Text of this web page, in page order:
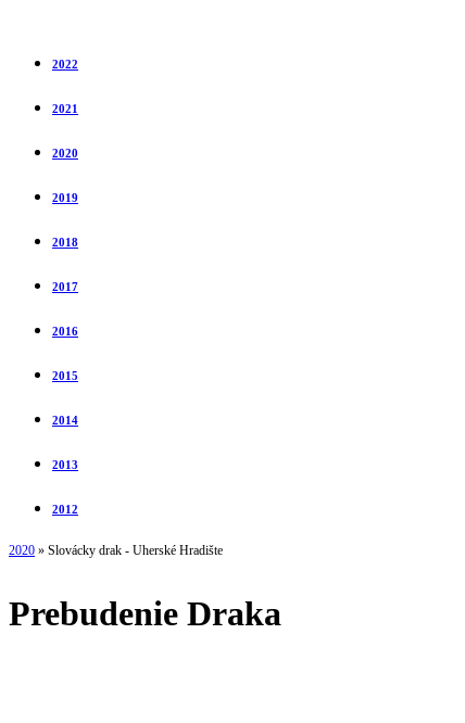
2022
2021
2020
2019
2018
2017
2016
2015
2014
2013
2012
2020 » Slovácky drak - Uherské Hradište
Prebudenie Draka